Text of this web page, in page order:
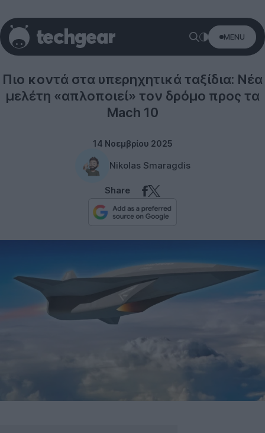
MENU
Technology
Πιο κοντά στα υπερηχητικά ταξίδια: Νέα
μελέτη «απλοποιεί» τον δρόμο προς τα
Mach 10
14 Νοεμβρίου 2025
Nikolas Smaragdis
Share